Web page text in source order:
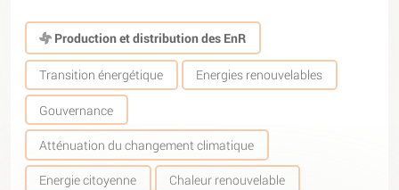
Production et distribution des EnR
Transition énergétique Energies renouvelables
Gouvernance
Atténuation du changement climatique
Energie citoyenne Chaleur renouvelable